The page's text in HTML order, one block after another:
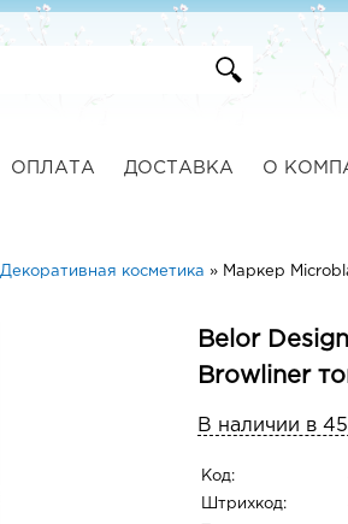
ОПЛАТА ДОСТАВКА О
Декоративная косметика » Маркер
Belor
Browliner
В наличии в
Код:
Штрихкод: